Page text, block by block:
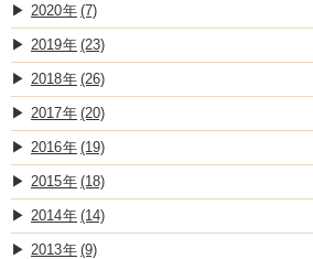
2020 (7)
2019 (23)
2018 (26)
2017 (20)
2016 (19)
2015 (18)
2014 (14)
2013 (9)